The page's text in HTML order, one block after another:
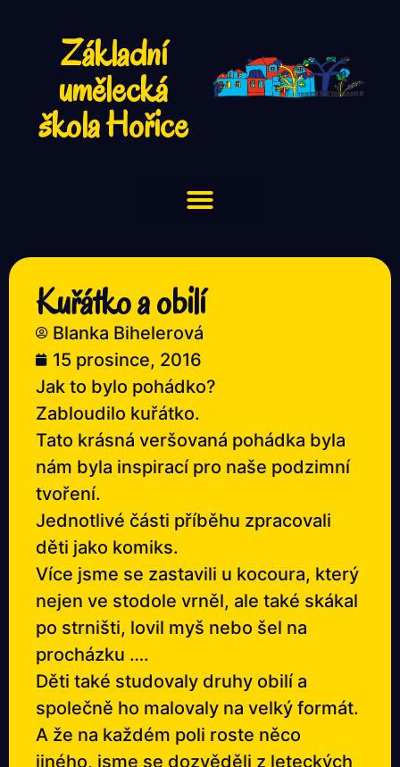
Základní
umělecká
škola Hořice
Kuřátko a obilí
Blanka Bihelerová
15 prosince, 2016
Jak to bylo pohádko?
Zabloudilo kuřátko.
Tato krásná veršovaná pohádka byla
nám byla inspirací pro naše podzimní
tvoření.
Jednotlivé části příběhu zpracovali
děti jako komiks.
Více jsme se zastavili u kocoura, který
nejen ve stodole vrněl, ale také skákal
po strništi, lovil myš nebo šel na
procházku ….
Děti také studovaly druhy obilí a
společně ho malovaly na velký formát.
A že na každém poli roste něco
jiného, jsme se dozvěděli z leteckých